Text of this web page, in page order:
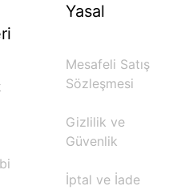
Yasal
Mesafeli Satış
Sözleşmesi
Gizlilik ve
Güvenlik
İptal ve İade